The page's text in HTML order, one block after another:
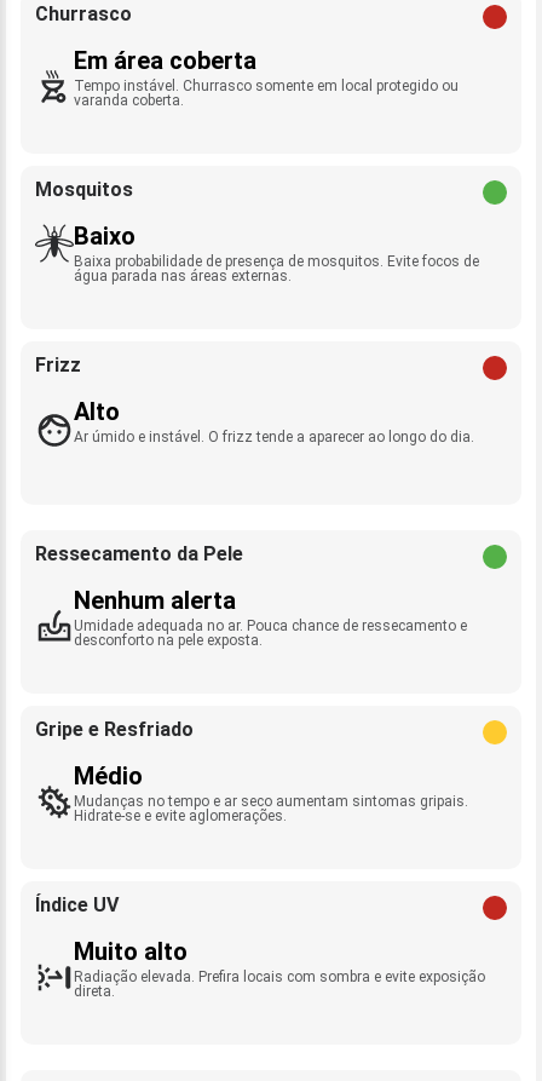
Churrasco
Em área coberta
Tempo instável. Churrasco somente em local protegido ou
varanda coberta.
Mosquitos
Baixo
Baixa probabilidade de presença de mosquitos. Evite focos de
água parada nas áreas externas.
Frizz
Alto
Ar úmido e instável. O frizz tende a aparecer ao longo do dia.
Ressecamento da Pele
Nenhum alerta
Umidade adequada no ar. Pouca chance de ressecamento e
desconforto na pele exposta.
Gripe e Resfriado
Médio
Mudanças no tempo e ar seco aumentam sintomas gripais.
Hidrate-se e evite aglomerações.
Índice UV
Muito alto
Radiação elevada. Prefira locais com sombra e evite exposição
direta.